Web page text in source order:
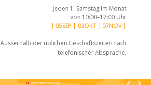
Jeden 1. Samstag im Monat
von 10:00–17:00 Uhr
| 05SEP | 03OKT | 07NOV |
Ausserhalb der üblichen Geschäftszeiten nach
telefonischer Absprache.